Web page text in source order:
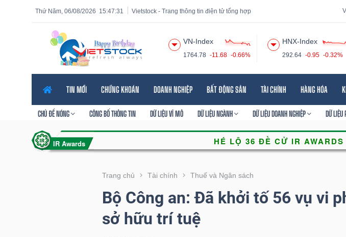
15:47:32
Thứ Năm, 06/08/2026 Vietstock - Trang thông tin điện tử tổng hợp
VN-Index
1764.78 -11.68 -0.66%
HNX-Index
292.64 -0.95 -0.32%
TIN MỚI CHỨNG KHOÁN DOANH NGHIỆP BẤT ĐỘNG SẢN TÀI CHÍNH HÀNG HÓA
CHỦ ĐỀ NÓNG CÔNG BỐ THÔNG TIN DỮ LIỆU VĨ MÔ DỮ LIỆU NGÀNH DỮ LIỆU DOANH NGHIỆP DỮ LIỆU
Trang chủ Tài chính Thuế và Ngân sách
Bộ Công an: Đã khởi tố 56 vụ vi
sở hữu trí tuệ
Tính năng
năng
VIETSTOCK